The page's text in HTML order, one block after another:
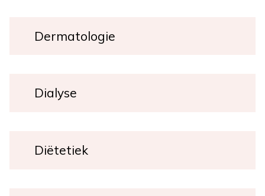
Dermatologie
Dialyse
Diëtetiek